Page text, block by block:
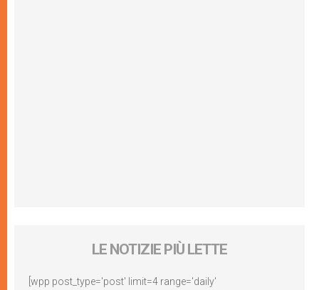
LE NOTIZIE PIÙ LETTE
[wpp post_type='post' limit=4 range='daily'